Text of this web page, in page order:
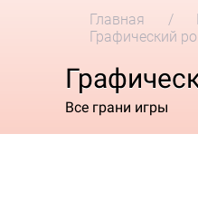
Главная
Графический
Все грани игры